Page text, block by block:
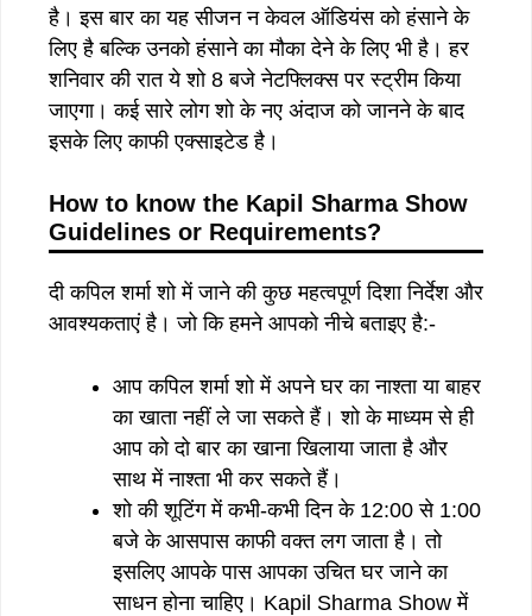
है। इस बार का यह सीजन न केवल ऑडियंस को हंसाने के
लिए है बल्कि उनको हंसाने का मौका देने के लिए भी है। हर
शनिवार की रात ये शो 8 बजे नेटफ्लिक्स पर स्ट्रीम किया
जाएगा। कई सारे लोग शो के नए अंदाज को जानने के बाद
इसके लिए काफी एक्साइटेड है।
How to know the Kapil Sharma Show
Guidelines or Requirements?
दी कपिल शर्मा शो में जाने की कुछ महत्वपूर्ण दिशा निर्देश और
आवश्यकताएं है। जो कि हमने आपको नीचे बताइए है:-
आप कपिल शर्मा शो में अपने घर का नाश्ता या बाहर
का खाता नहीं ले जा सकते हैं। शो के माध्यम से ही
आप को दो बार का खाना खिलाया जाता है और
साथ में नाश्ता भी कर सकते हैं।
शो की शूटिंग में कभी-कभी दिन के 12:00 से 1:00
बजे के आसपास काफी वक्त लग जाता है। तो
इसलिए आपके पास आपका उचित घर जाने का
साधन होना चाहिए। Kapil Sharma Show में